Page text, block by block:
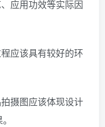
应用功效等实际因
应该具有较好的环
摄图应该体现设计